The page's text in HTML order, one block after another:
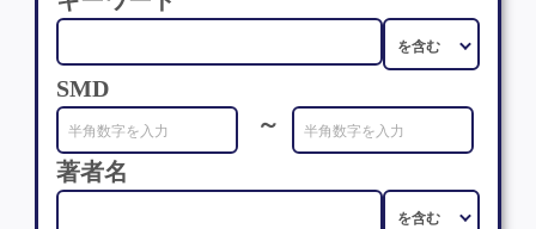
SMD
～
著者名